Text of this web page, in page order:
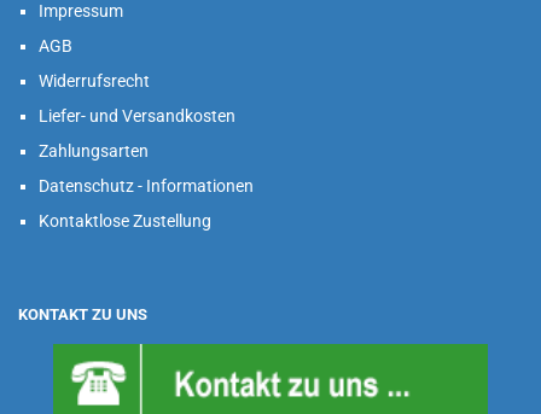
Impressum
AGB
Widerrufsrecht
Liefer- und Versandkosten
Zahlungsarten
Datenschutz - Informationen
Kontaktlose Zustellung
KONTAKT ZU UNS